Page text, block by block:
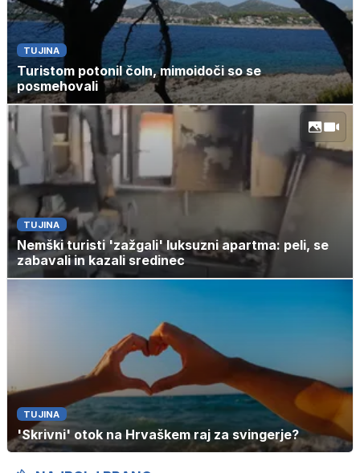
TUJINA
Turistom potonil čoln, mimoidoči so se
posmehovali
TUJINA
Nemški turisti 'zažgali' luksuzni apartma: peli, se
zabavali in kazali sredinec
TUJINA
'Skrivni' otok na Hrvaškem raj za svingerje?